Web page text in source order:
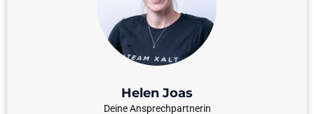
Helen Joas
Deine Ansprechpartnerin